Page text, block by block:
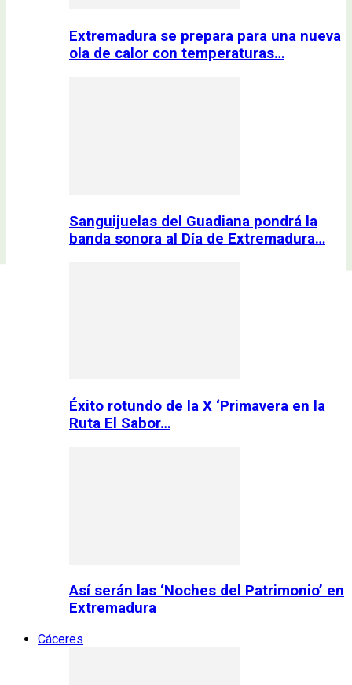
Extremadura se prepara para una nueva
ola de calor con temperaturas…
Sanguijuelas del Guadiana pondrá la
banda sonora al Día de Extremadura…
Éxito rotundo de la X ‘Primavera en la
Ruta El Sabor…
Así serán las ‘Noches del Patrimonio’ en
Extremadura
Cáceres